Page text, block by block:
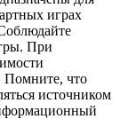
играх
При
Помните, что
источником